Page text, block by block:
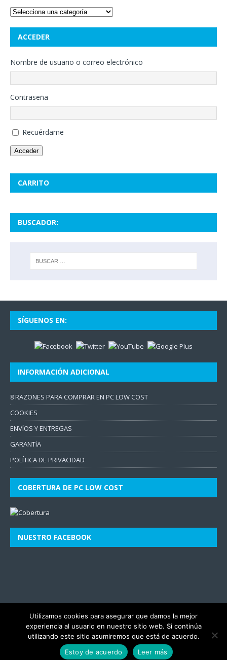
ACCEDER
Nombre de usuario o correo electrónico
Contraseña
Recuérdame
Acceder
CARRITO
BUSCADOR:
SÍGUENOS EN:
INFORMACIÓN ADICIONAL
8 RAZONES PARA COMPRAR EN PC LOW COST
COOKIES
ENVÍOS Y ENTREGAS
GARANTíA
POLÍTICA DE PRIVACIDAD
COBERTURA DE PC LOW COST
NUESTRO FACEBOOK
Copyright © 2026 | Tema para WordPress deMH Themes
Utilizamos cookies para asegurar que damos la mejor
experiencia al usuario en nuestro sitio web. Si continúa
utilizando este sitio asumiremos que está de acuerdo.
Estoy de acuerdo
Leer más